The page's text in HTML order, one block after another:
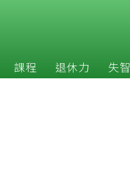
課程 退休力 失智